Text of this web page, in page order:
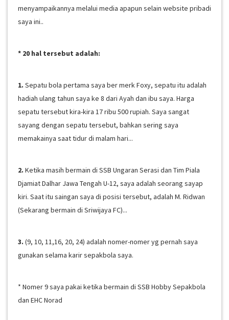
menyampaikannya melalui media apapun selain website pribadi
saya ini..
* 20 hal tersebut adalah:
1. Sepatu bola pertama saya ber merk Foxy, sepatu itu adalah
hadiah ulang tahun saya ke 8 dari Ayah dan ibu saya. Harga
sepatu tersebut kira-kira 17 ribu 500 rupiah. Saya sangat
sayang dengan sepatu tersebut, bahkan sering saya
memakainya saat tidur di malam hari...
2. Ketika masih bermain di SSB Ungaran Serasi dan Tim Piala
Djamiat Dalhar Jawa Tengah U-12, saya adalah seorang sayap
kiri. Saat itu saingan saya di posisi tersebut, adalah M. Ridwan
(Sekarang bermain di Sriwijaya FC)...
3. (9, 10, 11,16, 20, 24) adalah nomer-nomer yg pernah saya
gunakan selama karir sepakbola saya.
* Nomer 9 saya pakai ketika bermain di SSB Hobby Sepakbola
dan EHC Norad